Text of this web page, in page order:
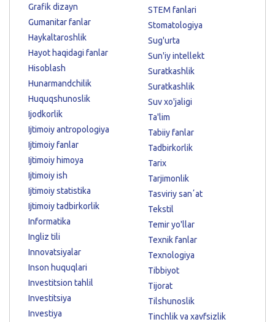
Grafik dizayn
Gumanitar fanlar
Haykaltaroshlik
Hayot haqidagi fanlar
Hisoblash
Hunarmandchilik
Huquqshunoslik
Ijodkorlik
Ijtimoiy antropologiya
Ijtimoiy fanlar
Ijtimoiy himoya
Ijtimoiy ish
Ijtimoiy statistika
Ijtimoiy tadbirkorlik
Informatika
Ingliz tili
Innovatsiyalar
Inson huquqlari
Investitsion tahlil
Investitsiya
Investiya
STEM fanlari
Stomatologiya
Sug'urta
Sun'iy intellekt
Suratkashlik
Suratkashlik
Suv xo'jaligi
Ta'lim
Tabiiy fanlar
Tadbirkorlik
Tarix
Tarjimonlik
Tasviriy sanʼat
Tekstil
Temir yo'llar
Texnik fanlar
Texnologiya
Tibbiyot
Tijorat
Tilshunoslik
Tinchlik va xavfsizlik